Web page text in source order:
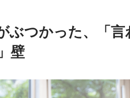
ぶつかった、「
壁